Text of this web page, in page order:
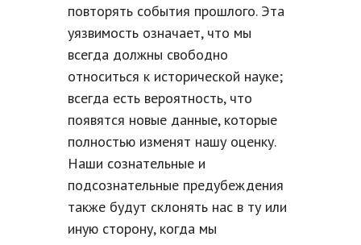
повторять события прошлого. Эта
уязвимость означает, что мы
всегда должны свободно
относиться к исторической науке;
всегда есть вероятность, что
появятся новые данные, которые
полностью изменят нашу оценку.
Наши сознательные и
подсознательные предубеждения
также будут склонять нас в ту или
иную сторону, когда мы